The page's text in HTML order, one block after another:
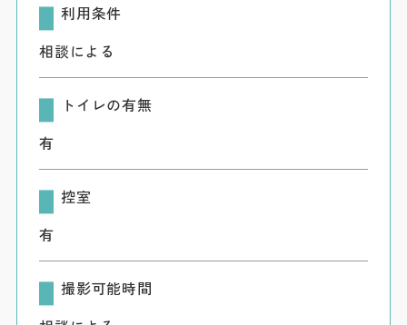
利用条件
相談による
トイレの有無
有
控室
有
撮影可能時間